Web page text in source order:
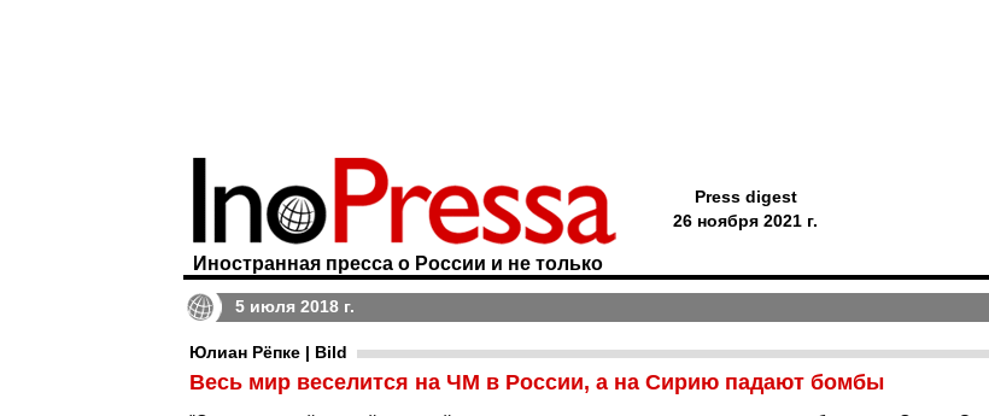
Иностранная пресса о России и не только
Press digest
26 ноября 2021 г.
5 июля 2018 г.
Юлиан Рёпке | Bild
Весь мир веселится на ЧМ в России, а на Сирию падают бомбы